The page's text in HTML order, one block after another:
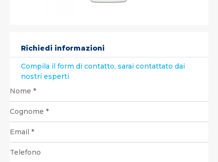
Richiedi informazioni
Compila il form di contatto, sarai contattato dai
nostri esperti